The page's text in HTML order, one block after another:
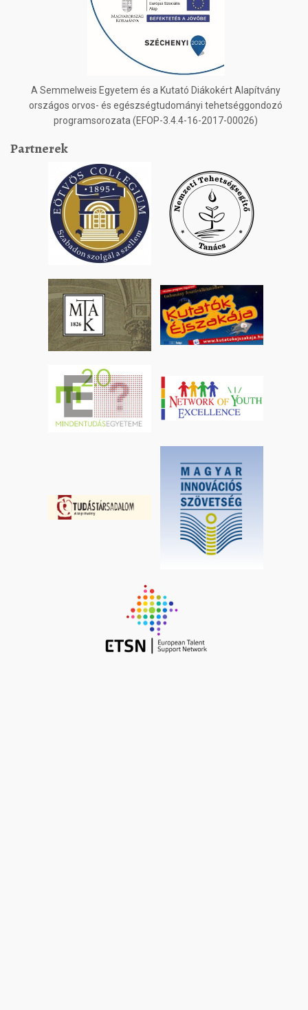
A Semmelweis Egyetem és a Kutató Diákokért Alapítvány
országos orvos- és egészségtudományi tehetséggondozó
programsorozata (EFOP-3.4.4-16-2017-00026)
Partnerek